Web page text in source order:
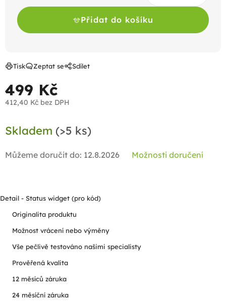
499 Kč
412,40 Kč bez DPH
cena:
Skladem (>5 ks)
Můžeme doručit do: 12.8.2026 Možnosti doručení
Přidat do košíku
Tisk Zeptat se Sdílet
Detail - Status widget (pro kód)
Originalita produktu
Možnost vrácení nebo výměny
Vše pečlivě testováno našimi specialisty
Prověřená kvalita
12 měsíců záruka
24 měsíční záruka